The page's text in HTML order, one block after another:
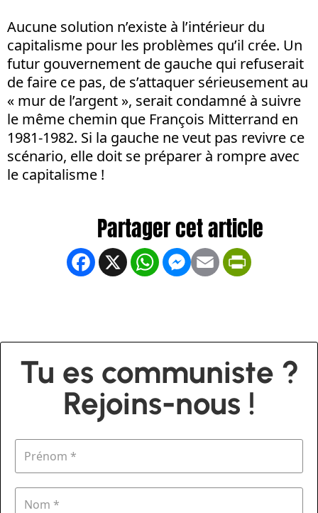
Aucune solution n’existe à l’intérieur du
capitalisme pour les problèmes qu’il crée. Un
futur gouvernement de gauche qui refuserait
de faire ce pas, de s’attaquer sérieusement au
« mur de l’argent », serait condamné à suivre
le même chemin que François Mitterrand en
1981-1982. Si la gauche ne veut pas revivre ce
scénario, elle doit se préparer à rompre avec
le capitalisme !
Facebook
X WhatsApp
Messenger
Email
Tu es communiste ?
Rejoins-nous !